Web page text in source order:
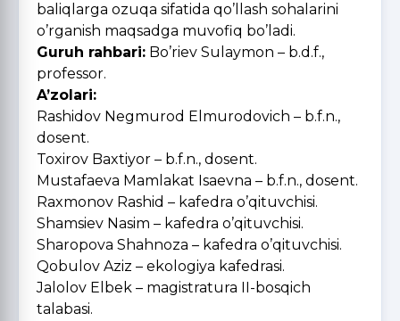
baliqlarga ozuqa sifatida qo’llash sohalarini
o’rganish maqsadga muvofiq bo’ladi.
Guruh rahbari: Bo’riev Sulaymon – b.d.f.,
professor.
A’zolari:
Rashidov Negmurod Elmurodovich – b.f.n.,
dosent.
Toxirov Baxtiyor – b.f.n., dosent.
Mustafaeva Mamlakat Isaevna – b.f.n., dosent.
Raxmonov Rashid – kafedra o’qituvchisi.
Shamsiev Nasim – kafedra o’qituvchisi.
Sharopova Shahnoza – kafedra o’qituvchisi.
Qobulov Aziz – ekologiya kafedrasi.
Jalolov Elbek – magistratura II-bosqich
talabasi.